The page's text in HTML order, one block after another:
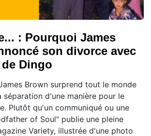
: Pourquoi James
son divorce avec
Dingo
Brown surprend tout le monde
séparation d'une manière pour le
Plutôt qu'un communiqué ou une
of Soul" publie une pleine
Variety, illustrée d'une photo